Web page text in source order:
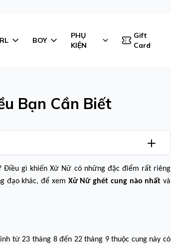
BOY
PHỤ
KIỆN
Gift
Card
Bạn Cần Biết
Điều gì khiến Xử Nữ có những đặc điểm rất riêng
đạo khác, để xem Xử Nữ ghét cung nào nhất và
từ 23 tháng 8 đến 22 tháng 9 thuộc cung này có